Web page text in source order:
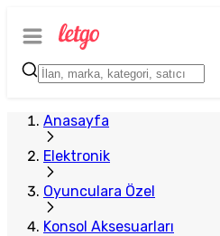
Anasayfa
Elektronik
Oyunculara Özel
Konsol Aksesuarları